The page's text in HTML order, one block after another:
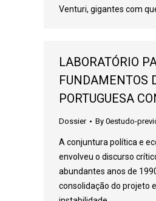
Venturi, gigantes com
LABORATÓRIO
FUNDAMENTOS
PORTUGUESA
Dossier By 0estudo-
A conjuntura política e
envolveu o discurso
abundantes anos de
consolidação do projeto